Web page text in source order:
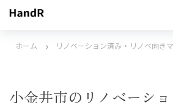
ホーム リノベーション済み・リノベ向き
小金井市のリノベーシ